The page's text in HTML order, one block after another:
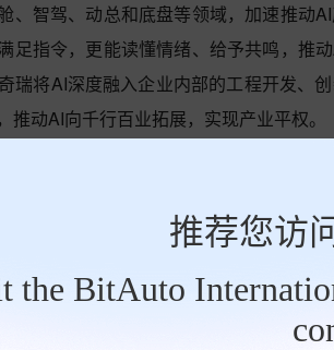
推荐您访
the BitAuto
、智驾、动总和底盘等领域，加速推动
足指令，更能读懂情绪、给予共鸣，推
瑞将AI深度融入企业内部的工程开发、
推动AI向千行百业拓展，实现产业平权。
再进化，“小奇同学”好看又好用
汽车也是AI最重要的载体。本次AI之夜
盘及鲲鹏动力等领域的最新AI成果与进
动AI平权，让用户真切感受到超越期待的